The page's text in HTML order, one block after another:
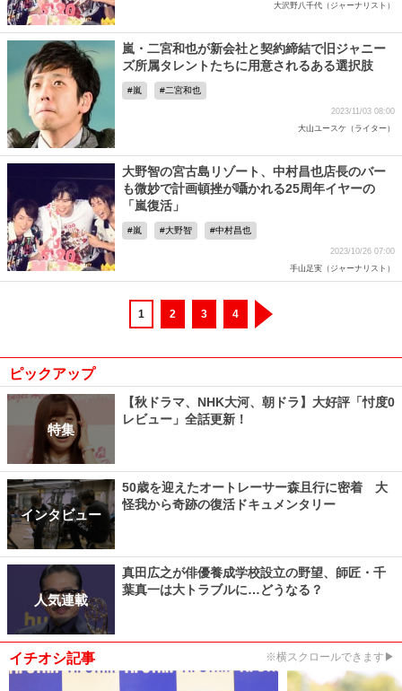
大沢野八千代（ジャーナリスト）
嵐・二宮和也が新会社と契約締結で旧ジャニー
ズ所属タレントたちに用意されるある選択肢
嵐 二宮和也
2023/11/03 08:00
大山ユースケ（ライター）
大野智の宮古島リゾート、中村昌也店長のバー
も微妙で計画頓挫が囁かれる25周年イヤーの
「嵐復活」
嵐 大野智 中村昌也
2023/10/26 07:00
手山足実（ジャーナリスト）
1 2 3 4
ピックアップ
特集
【秋ドラマ、NHK大河、朝ドラ】大好評「忖度0
レビュー」全話更新！
インタビュー
50歳を迎えたオートレーサー森且行に密着 大
怪我から奇跡の復活ドキュメンタリー
人気連載
真田広之が俳優養成学校設立の野望、師匠・千
葉真一は大トラブルに…どうなる？
イチオシ記事 ※横スクロールできます▶